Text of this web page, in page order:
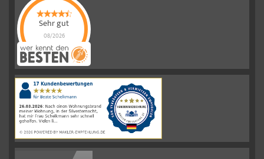
Sehr gut
08/2026
Schelkmann
Immobilienhat
|110Schelkmann
ImmobilienBewertungen
auf
werkenntdenBESTEN.de